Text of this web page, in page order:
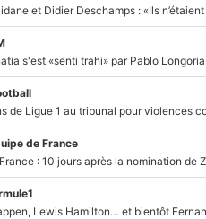
de France